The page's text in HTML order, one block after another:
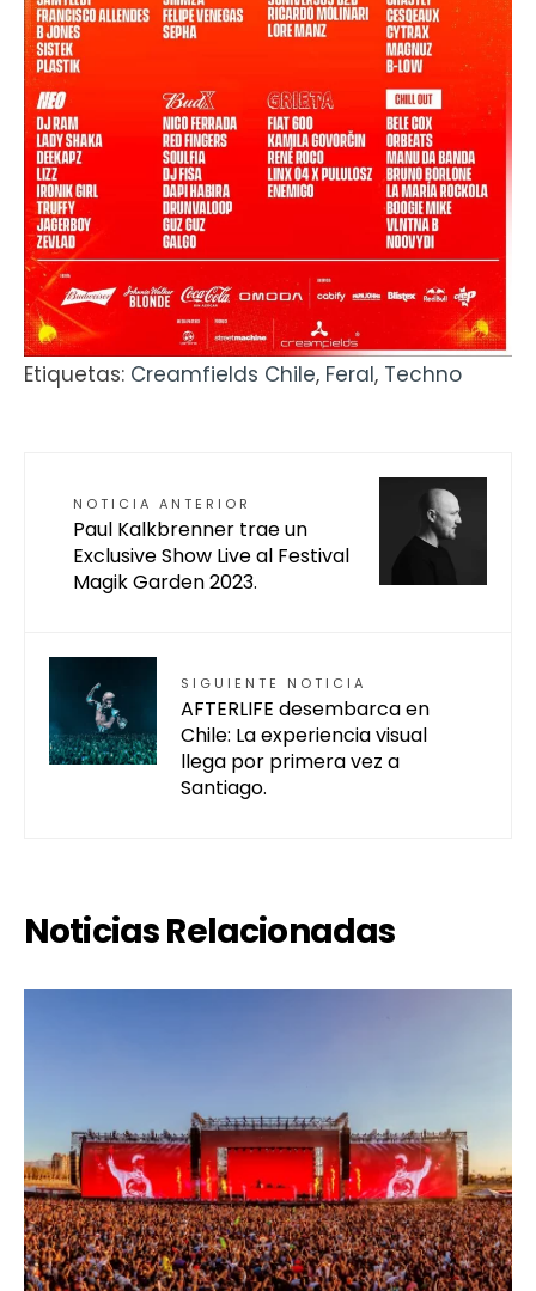
Etiquetas: Creamfields Chile, Feral, Techno
NOTICIA ANTERIOR
Paul Kalkbrenner trae un
Exclusive Show Live al Festival
Magik Garden 2023.
SIGUIENTE NOTICIA
AFTERLIFE desembarca en
Chile: La experiencia visual
llega por primera vez a
Santiago.
Noticias Relacionadas